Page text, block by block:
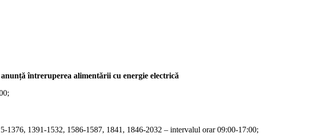
anunță întreruperea alimentării cu energie electrică
1376, 1391-1532, 1586-1587, 1841, 1846-2032 – intervalul orar 09:00-17:00;